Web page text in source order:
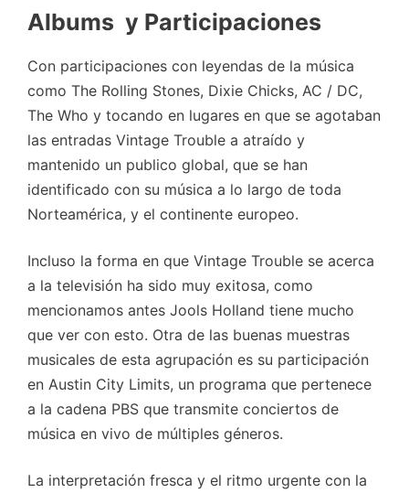
Albums y Participaciones
Con participaciones con leyendas de la música
como The Rolling Stones, Dixie Chicks, AC / DC,
The Who y tocando en lugares en que se agotaban
las entradas Vintage Trouble a atraído y
mantenido un publico global, que se han
identificado con su música a lo largo de toda
Norteamérica, y el continente europeo.
Incluso la forma en que Vintage Trouble se acerca
a la televisión ha sido muy exitosa, como
mencionamos antes Jools Holland tiene mucho
que ver con esto. Otra de las buenas muestras
musicales de esta agrupación es su participación
en Austin City Limits, un programa que pertenece
a la cadena PBS que transmite conciertos de
música en vivo de múltiples géneros.
La interpretación fresca y el ritmo urgente con la